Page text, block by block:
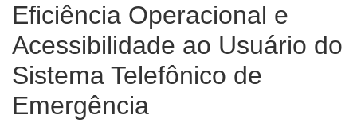
Eficiência Operacional e
Acessibilidade ao Usuário do
Sistema Telefônico de
Emergência